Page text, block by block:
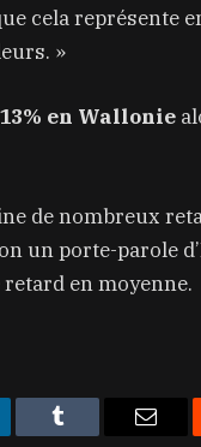
cela représente
»
en Wallonie
de nombreux
un porte-parole
en moyenne.
Tumblr Email